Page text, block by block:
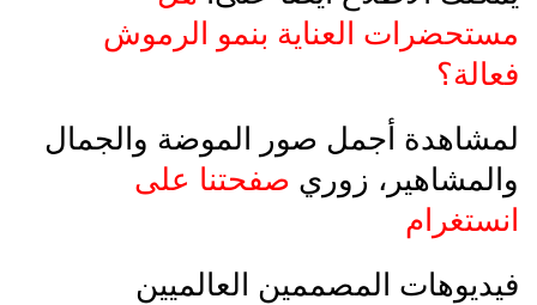
مستحضرات العناية بنمو الرموش
فعالة؟
لمشاهدة أجمل صور الموضة والجمال
والمشاهير، زوري صفحتنا على
انستغرام
فيديوهات المصممين العالميين